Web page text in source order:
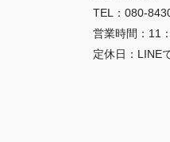
TEL：080-
営業時間：11
定休日：LINE